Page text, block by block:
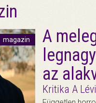
magazin
A
az
Kritika A